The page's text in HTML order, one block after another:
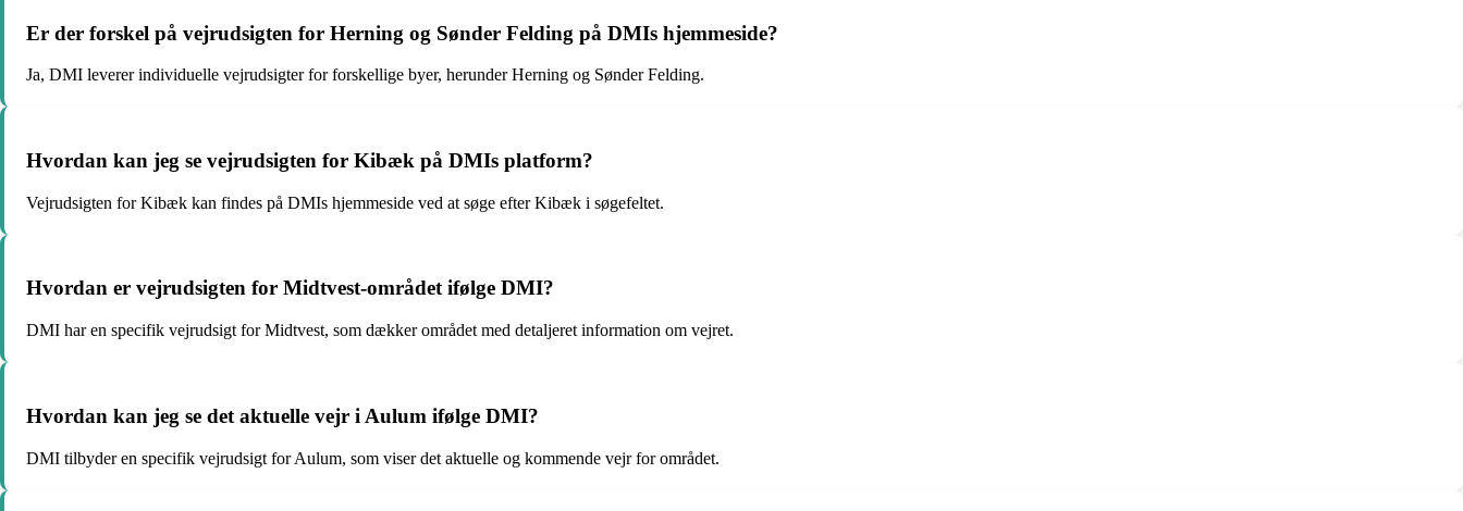
Er der forskel på vejrudsigten for Herning og Sønder Felding på DMIs hjemmeside?
Ja, DMI leverer individuelle vejrudsigter for forskellige byer, herunder Herning og Sønder Felding.
Hvordan kan jeg se vejrudsigten for Kibæk på DMIs platform?
Vejrudsigten for Kibæk kan findes på DMIs hjemmeside ved at søge efter Kibæk i søgefeltet.
Hvordan er vejrudsigten for Midtvest-området ifølge DMI?
DMI har en specifik vejrudsigt for Midtvest, som dækker området med detaljeret information om vejret.
Hvordan kan jeg se det aktuelle vejr i Aulum ifølge DMI?
DMI tilbyder en specifik vejrudsigt for Aulum, som viser det aktuelle og kommende vejr for området.